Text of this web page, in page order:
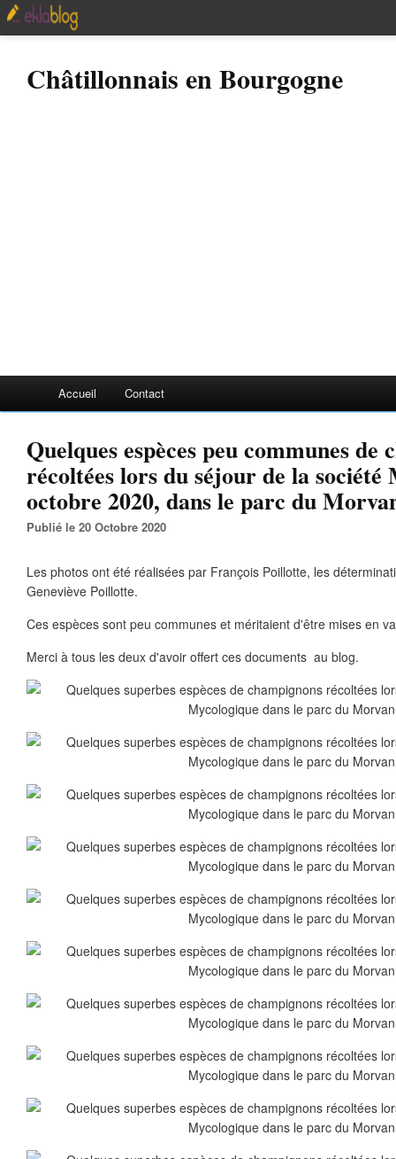
Châtillonnais en Bourgogne
Accueil Contact
Quelques espèces peu communes de
récoltées lors du séjour de la société
octobre 2020, dans le parc du
Publié le 20 Octobre 2020
Les photos ont été réalisées par François Poillotte, les
Geneviève Poillotte.
Ces espèces sont peu communes et méritaient d'être mises en
Merci à tous les deux d'avoir offert ces documents au blog.